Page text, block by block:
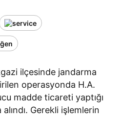
ilçesinde jandarma
operasyonda H.A.
madde ticareti yaptığı
Gerekli işlemlerin